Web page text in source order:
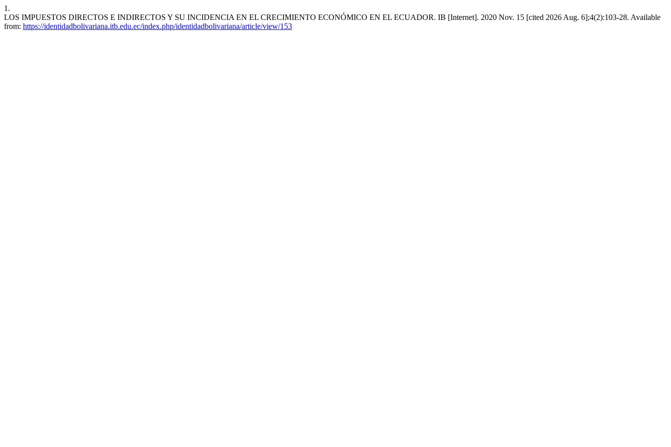
1.
LOS IMPUESTOS DIRECTOS E INDIRECTOS Y SU INCIDENCIA EN EL CRECIMIENTO ECONÓMICO EN EL ECUADOR. IB [Internet]. 2020 Nov. 15 [cited 2026 Aug. 6];4(2):103-28. Available
from: https://identidadbolivariana.itb.edu.ec/index.php/identidadbolivariana/article/view/153